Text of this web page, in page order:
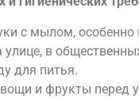
с мылом, особенно
в
для питья.
и фрукты перед